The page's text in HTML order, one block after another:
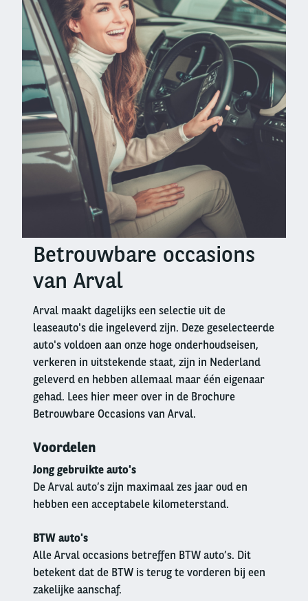
Right
columnBetrouwbare occasions
van Arval
Arval maakt dagelijks een selectie uit de
leaseauto's die ingeleverd zijn. Deze geselecteerde
auto's voldoen aan onze hoge onderhoudseisen,
verkeren in uitstekende staat, zijn in Nederland
geleverd en hebben allemaal maar één eigenaar
gehad. Lees hier meer over in de Brochure
Betrouwbare Occasions van Arval.
Voordelen
Jong gebruikte auto's
De Arval auto’s zijn maximaal zes jaar oud en
hebben een acceptabele kilometerstand.
BTW auto's
Alle Arval occasions betreffen BTW auto’s. Dit
betekent dat de BTW is terug te vorderen bij een
zakelijke aanschaf.